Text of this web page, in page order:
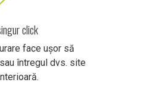
click
face ușor să
întregul dvs. site